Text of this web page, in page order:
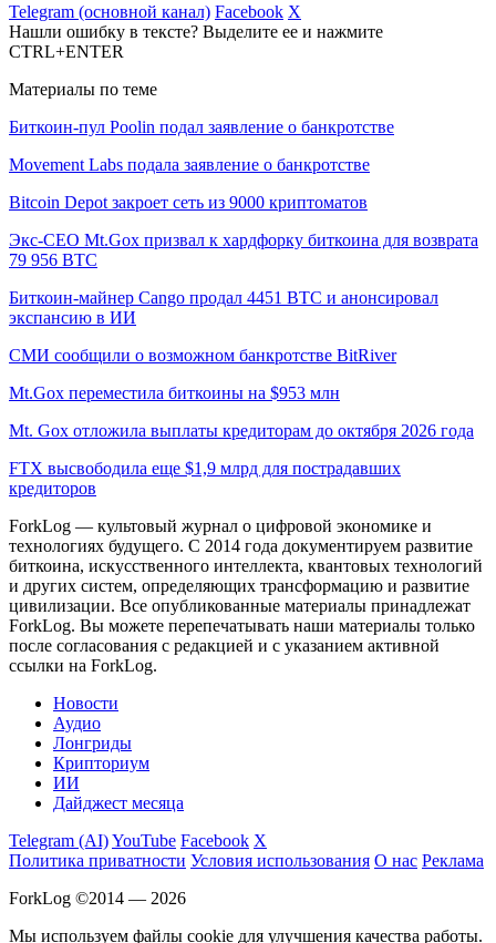
Telegram (основной канал) Facebook X
Нашли ошибку в тексте? Выделите ее и нажмите
CTRL+ENTER
Материалы по теме
Биткоин-пул Poolin подал заявление о банкротстве
Movement Labs подала заявление о банкротстве
Bitcoin Depot закроет сеть из 9000 криптоматов
Экс-CEO Mt.Gox призвал к хардфорку биткоина для возврата
79 956 BTC
Биткоин-майнер Cango продал 4451 BTC и анонсировал
экспансию в ИИ
СМИ сообщили о возможном банкротстве BitRiver
Mt.Gox переместила биткоины на $953 млн
Mt. Gox отложила выплаты кредиторам до октября 2026 года
FTX высвободила еще $1,9 млрд для пострадавших
кредиторов
ForkLog — культовый журнал о цифровой экономике и
технологиях будущего. С 2014 года документируем развитие
биткоина, искусственного интеллекта, квантовых технологий
и других систем, определяющих трансформацию и развитие
цивилизации. Все опубликованные материалы принадлежат
ForkLog. Вы можете перепечатывать наши материалы только
после согласования с редакцией и с указанием активной
ссылки на ForkLog.
Новости
Аудио
Лонгриды
Крипториум
ИИ
Дайджест месяца
Telegram (AI)YouTube Facebook X
Политика приватности Условия использования О нас Реклама
ForkLog ©2014 — 2026
Мы используем файлы cookie для улучшения качества работы.